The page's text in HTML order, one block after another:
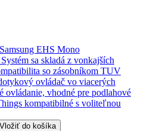
EHS Mono
sa skladá z vonkajších
so zásobníkom TUV
ovládač vo viacerých
vhodné pre podlahové
kompatibilné s voliteľnou
Vložiť do košíka